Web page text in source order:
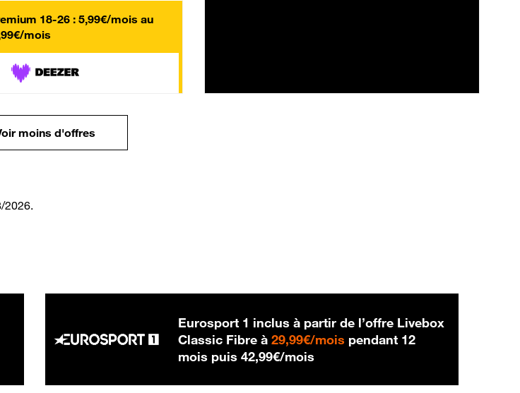
18-26 : 5,99€/mois au
mois
moins d'offres
2026.
Eurosport 1 inclus à partir de l’offre Livebox
Classic Fibre à29,99€/mois 29,99 € par mois
pendant 12
mois puis42,99€/mois